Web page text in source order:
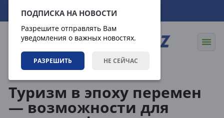
ПОДПИСКА НА НОВОСТИ
Разрешите отправлять Вам
уведомления о важных новостях.
РАЗРЕШИТЬ НЕ СЕЙЧАС
06.08.2026 06:28:50
Туризм в эпоху перемен
— возможности для